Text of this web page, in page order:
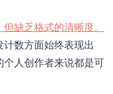
缺乏格式的清晰度。
数方面始终表现出
人创作者来说都是可